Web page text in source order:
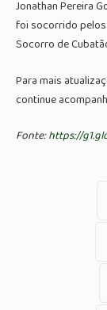
Jonathan Pereira
foi socorrido pelos
Socorro de
Para mais
continue
Fonte:https://